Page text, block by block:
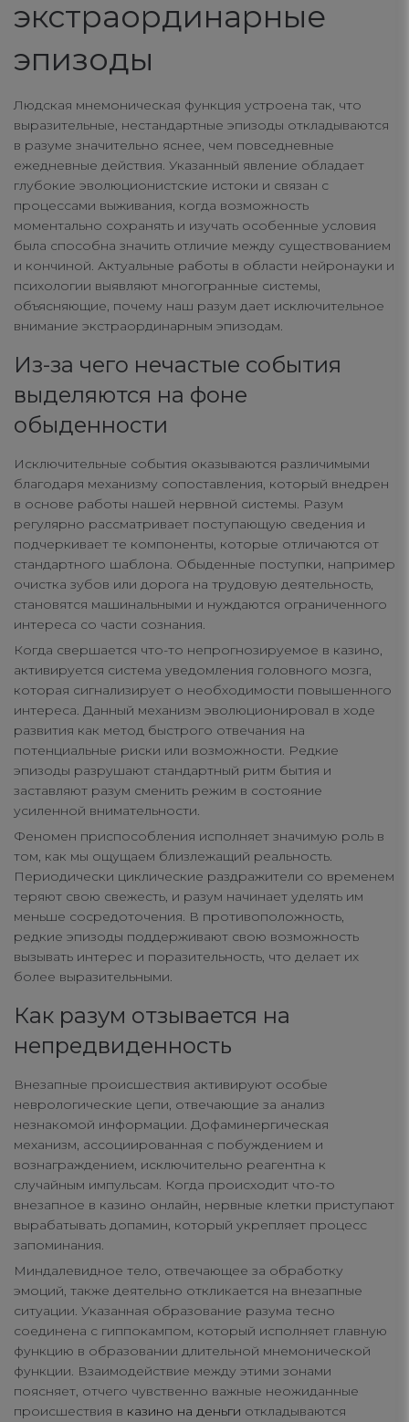
экстраординарные
эпизоды
Людская мнемоническая функция устроена так, что
выразительные, нестандартные эпизоды откладываются
в разуме значительно яснее, чем повседневные
ежедневные действия. Указанный явление обладает
глубокие эволюционистские истоки и связан с
процессами выживания, когда возможность
моментально сохранять и изучать особенные условия
была способна значить отличие между существованием
и кончиной. Актуальные работы в области нейронауки и
психологии выявляют многогранные системы,
объясняющие, почему наш разум дает исключительное
внимание экстраординарным эпизодам.
Из-за чего нечастые события
выделяются на фоне
обыденности
Исключительные события оказываются различимыми
благодаря механизму сопоставления, который внедрен
в основе работы нашей нервной системы. Разум
регулярно рассматривает поступающую сведения и
подчеркивает те компоненты, которые отличаются от
стандартного шаблона. Обыденные поступки, например
очистка зубов или дорога на трудовую деятельность,
становятся машинальными и нуждаются ограниченного
интереса со части сознания.
Когда свершается что-то непрогнозируемое в казино,
активируется система уведомления головного мозга,
которая сигнализирует о необходимости повышенного
интереса. Данный механизм эволюционировал в ходе
развития как метод быстрого отвечания на
потенциальные риски или возможности. Редкие
эпизоды разрушают стандартный ритм бытия и
заставляют разум сменить режим в состояние
усиленной внимательности.
Феномен приспособления исполняет значимую роль в
том, как мы ощущаем близлежащий реальность.
Периодически циклические раздражители со временем
теряют свою свежесть, и разум начинает уделять им
меньше сосредоточения. В противоположность,
редкие эпизоды поддерживают свою возможность
вызывать интерес и поразительность, что делает их
более выразительными.
Как разум отзывается на
непредвиденность
Внезапные происшествия активируют особые
неврологические цепи, отвечающие за анализ
незнакомой информации. Дофаминергическая
механизм, ассоциированная с побуждением и
вознаграждением, исключительно реагентна к
случайным импульсам. Когда происходит что-то
внезапное в казино онлайн, нервные клетки приступают
вырабатывать допамин, который укрепляет процесс
запоминания.
Миндалевидное тело, отвечающее за обработку
эмоций, также деятельно откликается на внезапные
ситуации. Указанная образование разума тесно
соединена с гиппокампом, который исполняет главную
функцию в образовании длительной мнемонической
функции. Взаимодействие между этими зонами
поясняет, отчего чувственно важные неожиданные
происшествия в казино на деньги откладываются
connect
contact us